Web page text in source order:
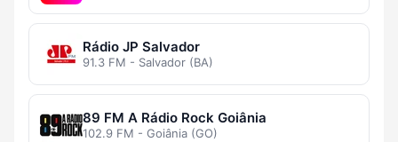
Rádio JP Salvador
91.3 FM - Salvador (BA)
89 FM A Rádio Rock Goiânia
102.9 FM - Goiânia (GO)